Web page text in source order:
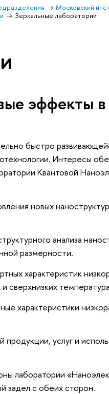
Московский
Зеркальные лаборатории
эффекты
быстро
Интересы
Квантовой
новых
анализа
размерности.
характеристик
сверхнизких
характеристики
услуг и
лаборатории
задел с обеих сторон.